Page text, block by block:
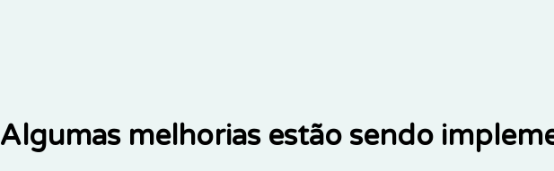
Algumas melhorias estão sendo